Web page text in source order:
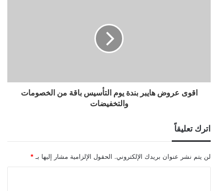
اقوى عروض هايبر بندة يوم التأسيس باقة من الخصومات
والتخفيضات
اترك تعليقاً
لن يتم نشر عنوان بريدك الإلكتروني. الحقول الإلزامية مشار إليها بـ *